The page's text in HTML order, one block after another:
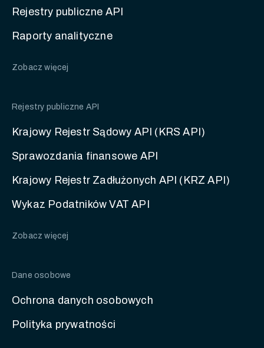
Rejestry publiczne API
Raporty analityczne
Zobacz więcej
Rejestry publiczne API
Krajowy Rejestr Sądowy API (KRS API)
Sprawozdania finansowe API
Krajowy Rejestr Zadłużonych API (KRZ API)
Wykaz Podatników VAT API
Zobacz więcej
Dane osobowe
Ochrona danych osobowych
Polityka prywatności